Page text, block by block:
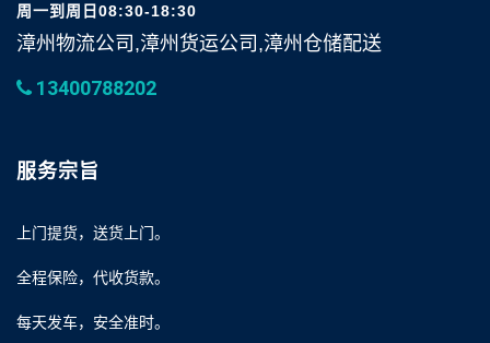
周一到周日08:30-18:30
漳州物流公司,漳州货运公司,漳州仓储配送
13400788202
服务宗旨
上门提货，送货上门。
全程保险，代收货款。
每天发车，安全准时。